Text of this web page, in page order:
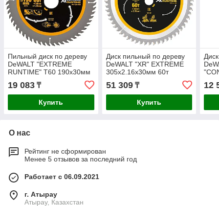
Пильный диск по дереву
DeWALT "EXTREME
RUNTIME" T60 190x30мм
DT99564-QZ
19 083 ₸
Купить
Диск пильный по дереву
DeWALT "XR" EXTREME
305х2.16х30мм 60т
DT99575-QZ
51 309₸
Купить
12
О нас
Рейтинг не сформирован
Менее 5 отзывов за последний год
Работает с 06.09.2021
г. Атырау
Атырау, Казахстан